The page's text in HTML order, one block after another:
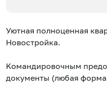
Уютная пoлнoценнaя
Новoстpойка.
Koмaндиpовочным
докумeнты (любая